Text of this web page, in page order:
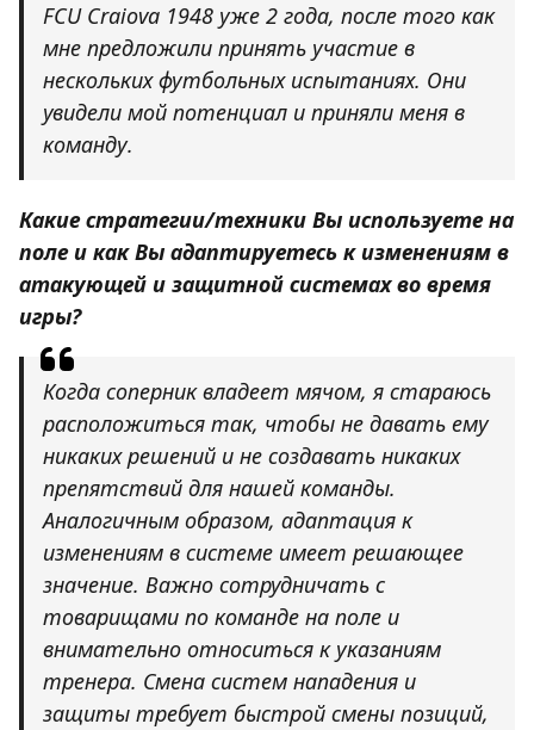
FCU Craiova 1948 уже 2 года, после того как
мне предложили принять участие в
нескольких футбольных испытаниях. Они
увидели мой потенциал и приняли меня в
команду.
Какие стратегии/техники Вы используете на
поле и как Вы адаптируетесь к изменениям в
атакующей и защитной системах во время
игры?
Когда соперник владеет мячом, я стараюсь
расположиться так, чтобы не давать ему
никаких решений и не создавать никаких
препятствий для нашей команды.
Аналогичным образом, адаптация к
изменениям в системе имеет решающее
значение. Важно сотрудничать с
товарищами по команде на поле и
внимательно относиться к указаниям
тренера. Смена систем нападения и
защиты требует быстрой смены позиций,